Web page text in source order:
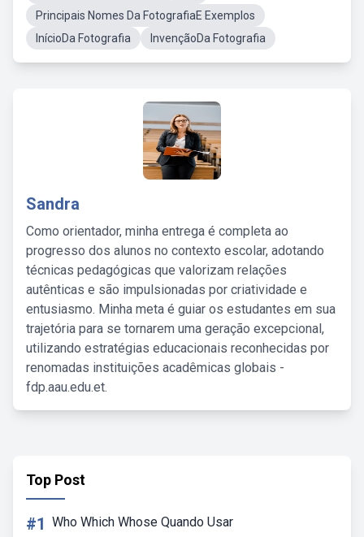
Principais Nomes Da FotografiaE Exemplos
InícioDa Fotografia
InvençãoDa Fotografia
Sandra
Como orientador, minha entrega é completa ao
progresso dos alunos no contexto escolar, adotando
técnicas pedagógicas que valorizam relações
autênticas e são impulsionadas por criatividade e
entusiasmo. Minha meta é guiar os estudantes em sua
trajetória para se tornarem uma geração excepcional,
utilizando estratégias educacionais reconhecidas por
renomadas instituições acadêmicas globais -
fdp.aau.edu.et.
Top Post
#1 Who Which Whose Quando Usar